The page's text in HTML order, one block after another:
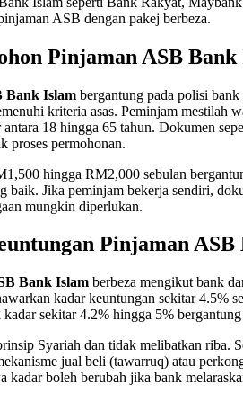
ASB dengan pakej berbeza.
Pinjaman ASB Bank
Bank Islam bergantung pada polisi
kriteria asas. Peminjam mestilah
18 hingga 65 tahun. Dokumen
proses permohonan.
hingga RM2,000 sebulan
baik. Jika peminjam bekerja sendiri,
mungkin diperlukan.
Pinjaman ASB
Bank Islam berbeza mengikut bank
kadar keuntungan sekitar 4.5%
sekitar 4.2% hingga 5%
Syariah dan tidak melibatkan riba.
jual beli (tawarruq) atau
kadar boleh berubah jika bank